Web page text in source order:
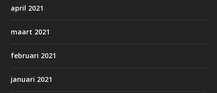
april 2021
maart 2021
februari 2021
januari 2021